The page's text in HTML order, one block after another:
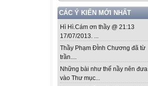
CÁC Ý KIẾN MỚI NHẤT
Hì Hì.Cám ơn thầy @ 21:13
17/07/2013. ...
Thầy Phạm ĐÌnh Chương đã từ
trần....
Những bài như thế nầy nên đưa
vào Thư mục...